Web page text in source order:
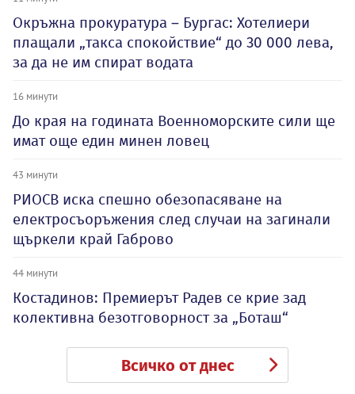
Окръжна прокуратура – Бургас: Хотелиери
плащали „такса спокойствие“ до 30 000 лева,
за да не им спират водата
16 минути
До края на годината Военноморските сили ще
имат още един минен ловец
43 минути
РИОСВ иска спешно обезопасяване на
електросъоръжения след случаи на загинали
щъркели край Габрово
44 минути
Костадинов: Премиерът Радев се крие зад
колективна безотговорност за „Боташ“
Всичко от днес